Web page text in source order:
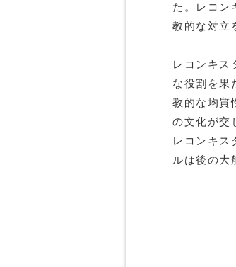
た。レコン
教的な対立
レコンキス
な役割を果
教的な均質
の文化が交
レコンキス
ルは後の大